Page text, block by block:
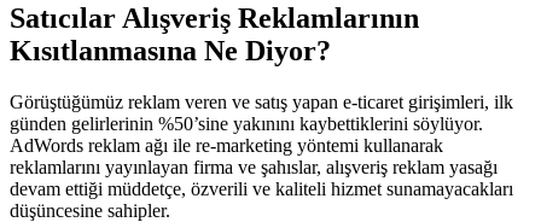
Satıcılar Alışveriş Reklamlarının
Kısıtlanmasına Ne Diyor?
Görüştüğümüz reklam veren ve satış yapan e-ticaret girişimleri, ilk
günden gelirlerinin %50’sine yakınını kaybettiklerini söylüyor.
AdWords reklam ağı ile re-marketing yöntemi kullanarak
reklamlarını yayınlayan firma ve şahıslar, alışveriş reklam yasağı
devam ettiği müddetçe, özverili ve kaliteli hizmet sunamayacakları
düşüncesine sahipler.